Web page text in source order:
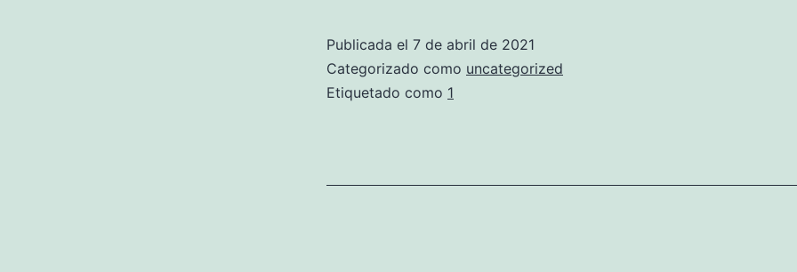
Publicada el 7 de abril de 2021
Categorizado como uncategorized
Etiquetado como 1